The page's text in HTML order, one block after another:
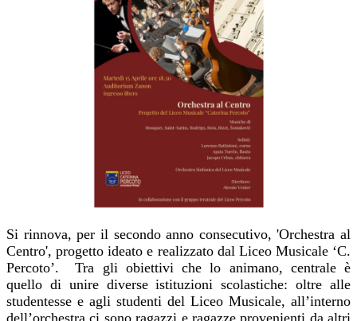
Si rinnova, per il secondo anno consecutivo, 'Orchestra al
Centro', progetto ideato e realizzato dal Liceo Musicale ‘C.
Percoto’. Tra gli obiettivi che lo animano, centrale è
quello di unire diverse istituzioni scolastiche: oltre alle
studentesse e agli studenti del Liceo Musicale, all’interno